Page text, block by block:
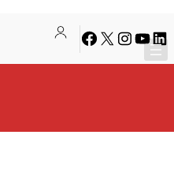
Facebook
X Instagram